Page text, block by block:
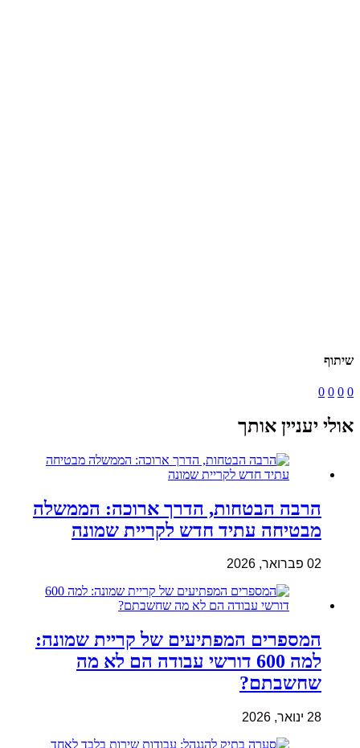
שיתוף
0
0
0
0
אולי יעניין אותך
הרבה הבטחות, הדרך ארוכה: הממשלה
מבטיחה עתיד חדש לקריית שמונה
02 פברואר, 2026
המספרים המפתיעים של קריית שמונה:
למה 600 דורשי עבודה הם לא מה
שחשבתם?
28 ינואר, 2026